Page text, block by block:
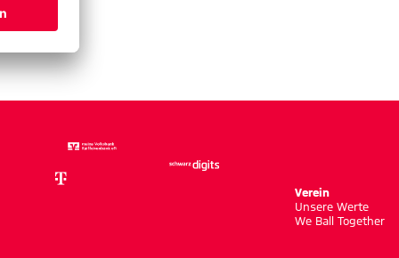
Verein
Unsere Werte
We Ball Together